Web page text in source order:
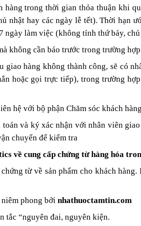
hàng trong thời gian thỏa thuận khi
nhật hay các ngày lễ tết). Thời hạn
làm việc (không tính thứ bảy,
không cần báo trước trong trường
hàng không thành công, sẽ có
hoặc gọi trực tiếp), trong trường
hệ với bộ phận Chăm sóc khách
và ký xác nhận với nhân viên
chuyển để kiểm tra
về cung cấp chứng từ hàng hóa
từ về sản phẩm cho khách
phong bởi nhathuoctamtin.com
tắc “nguyên đai, nguyên kiện.